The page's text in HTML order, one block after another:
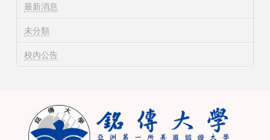
最新消息
未分類
校內公告